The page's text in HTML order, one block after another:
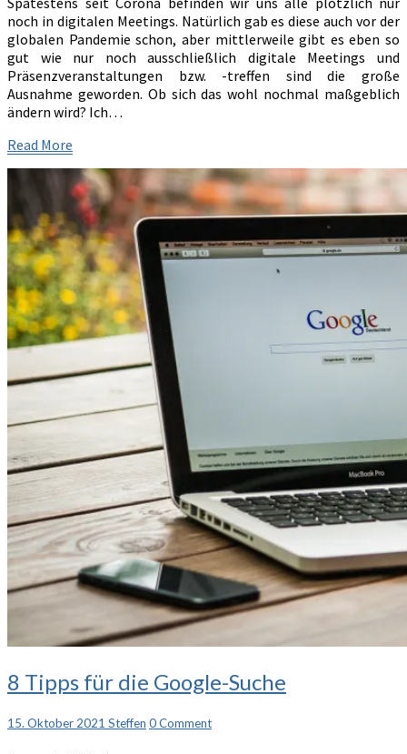
noch in digitalen Meetings. Natürlich gab es diese auch vor der
globalen Pandemie schon, aber mittlerweile gibt es eben so
gut wie nur noch ausschließlich digitale Meetings und
Präsenzveranstaltungen bzw. -treffen sind die große
Ausnahme geworden. Ob sich das wohl nochmal maßgeblich
ändern wird? Ich…
Read More
8
Tipps
die
8 Tipps für die Google-Suche
15. Oktober 2021 Steffen Comments
0 Comment